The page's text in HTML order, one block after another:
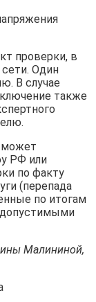
проверки, в
Один
В случае
также
может
РФ или
по факту
(перепада
по итогам
допустимыми
Малининой,